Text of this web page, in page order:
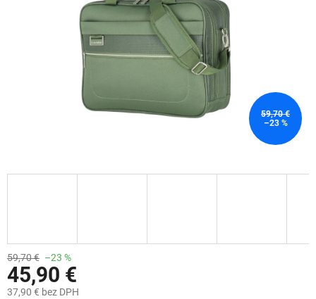
59,70 €
–23 %
59,70 € –23 %
45,90 €
37,90 € bez DPH